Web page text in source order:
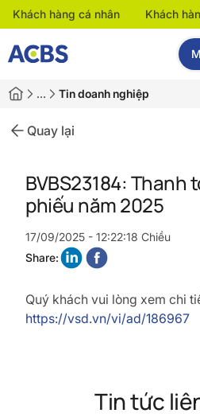
Khách hàng cá nhân Khách
… Tin doanh nghiệp
Quay lại
BVBS23184: Thanh
phiếu năm 2025
17/09/2025 - 12:22:18 Chiều
Share:
Quý khách vui lòng xem chi
https://vsd.vn/vi/ad/186967
Tin tức